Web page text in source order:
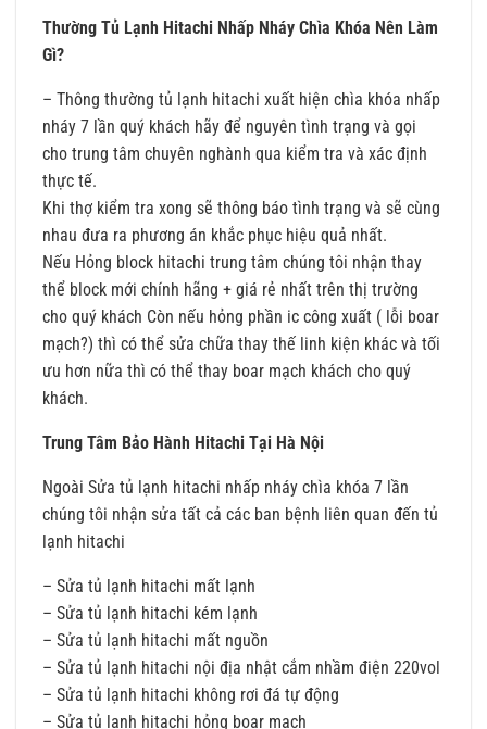
Thường Tủ Lạnh Hitachi Nhấp Nháy Chìa Khóa Nên Làm
Gì?
– Thông thường tủ lạnh hitachi xuất hiện chìa khóa nhấp
nháy 7 lần quý khách hãy để nguyên tình trạng và gọi
cho trung tâm chuyên nghành qua kiểm tra và xác định
thực tế.
Khi thợ kiểm tra xong sẽ thông báo tình trạng và sẽ cùng
nhau đưa ra phương án khắc phục hiệu quả nhất.
Nếu Hỏng block hitachi trung tâm chúng tôi nhận thay
thể block mới chính hãng + giá rẻ nhất trên thị trường
cho quý khách Còn nếu hỏng phần ic công xuất ( lỗi boar
mạch?) thì có thể sửa chữa thay thế linh kiện khác và tối
ưu hơn nữa thì có thể thay boar mạch khách cho quý
khách.
Trung Tâm Bảo Hành Hitachi Tại Hà Nội
Ngoài Sửa tủ lạnh hitachi nhấp nháy chìa khóa 7 lần
chúng tôi nhận sửa tất cả các ban bệnh liên quan đến tủ
lạnh hitachi
– Sửa tủ lạnh hitachi mất lạnh
– Sửa tủ lạnh hitachi kém lạnh
– Sửa tủ lạnh hitachi mất nguồn
– Sửa tủ lạnh hitachi nội địa nhật cắm nhầm điện 220vol
– Sửa tủ lạnh hitachi không rơi đá tự động
– Sửa tủ lạnh hitachi hỏng boar mạch